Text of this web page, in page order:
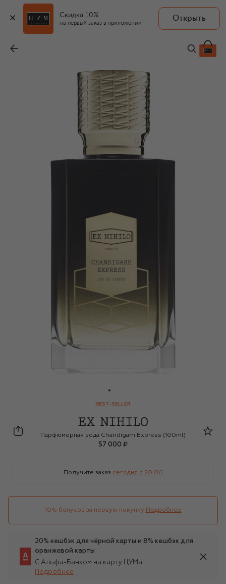
Скидка 10%
на первый заказ в приложении
Открыть
57 000 ₽
BEST-SELLER
Ex Nihilo
Парфюмерная вода Chandigarh Express (100ml)
57 000 ₽
Получите заказ сегодня c 20:00
10% бонусов за первую покупку Подробнее
20% кешбэк для чёрной карты и 8% кешбэк для
оранжевой карты
С Альфа-Банком на карту ЦУМа
Подробнее